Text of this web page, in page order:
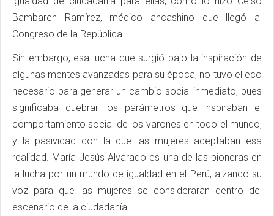
Bambaren Ramírez, médico ancashino que llegó al
Congreso de la República.
Sin embargo, esa lucha que surgió bajo la inspiración de
algunas mentes avanzadas para su época, no tuvo el eco
necesario para generar un cambio social inmediato, pues
significaba quebrar los parámetros que inspiraban el
comportamiento social de los varones en todo el mundo,
y la pasividad con la que las mujeres aceptaban esa
realidad. María Jesús Alvarado es una de las pioneras en
la lucha por un mundo de igualdad en el Perú, alzando su
voz para que las mujeres se consideraran dentro del
escenario de la ciudadanía.